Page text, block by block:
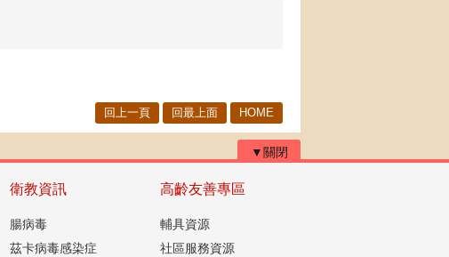
回上一頁 回最上面 HOME
▼關閉
衛教資訊
腸病毒
茲卡病毒感染症
高齡友善專區
輔具資源
社區服務資源